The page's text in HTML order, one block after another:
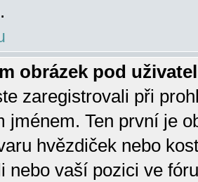
.
obrázek pod
zaregistrovali při
jménem. Ten první je
hvězdiček nebo
nebo vaší pozici ve